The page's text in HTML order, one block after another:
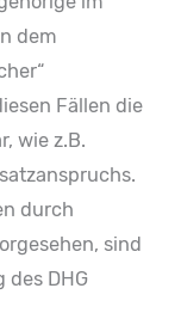
dem
Fällen die
wie z.B.
durch
sind
DHG